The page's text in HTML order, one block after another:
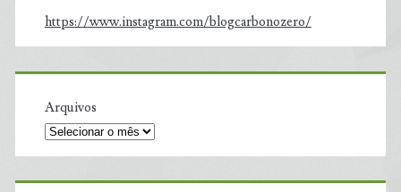
https://www.instagram.com/blogcarbonozero/
Arquivos